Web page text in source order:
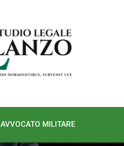
AVVOCATO MILITARE